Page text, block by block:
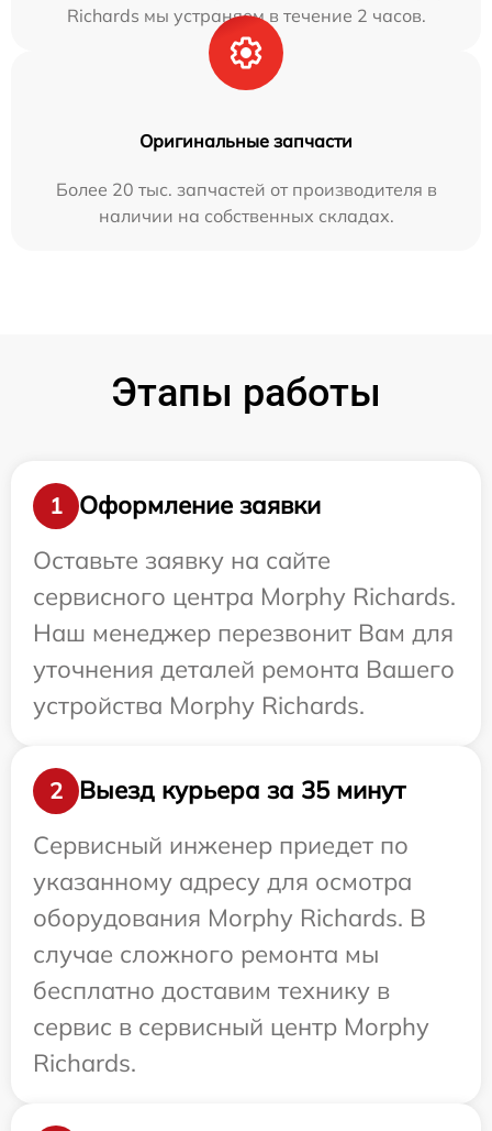
Richards мы устраняем в течение 2 часов.
Оригинальные запчасти
Более 20 тыс. запчастей от производителя в
наличии на собственных складах.
Этапы работы
1
Оформление заявки
Оставьте заявку на сайте
сервисного центра Morphy Richards.
Наш менеджер перезвонит Вам для
уточнения деталей ремонта Вашего
устройства Morphy Richards.
2
Выезд курьера за 35 минут
Сервисный инженер приедет по
указанному адресу для осмотра
оборудования Morphy Richards. В
случае сложного ремонта мы
бесплатно доставим технику в
сервис в сервисный центр Morphy
Richards.